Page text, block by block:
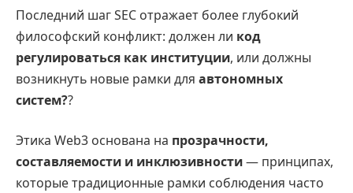
Последний шаг SEC отражает более глубокий
философский конфликт: должен ли код
регулироваться как институции, или должны
возникнуть новые рамки для автономных
систем??
Этика Web3 основана на прозрачности,
составляемости и инклюзивности— принципах,
которые традиционные рамки соблюдения часто